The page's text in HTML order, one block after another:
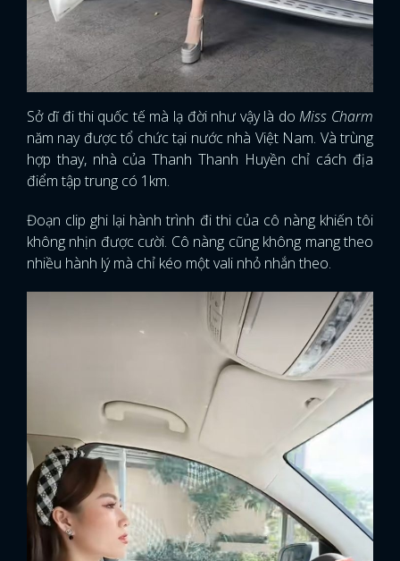
Sở dĩ đi thi quốc tế mà lạ đời như vậy là doMiss Charm
năm nay được tổ chức tại nước nhà Việt Nam. Và trùng
hợp thay, nhà của Thanh Thanh Huyền chỉ cách địa
điểm tập trung có 1km.
Đoạn clip ghi lại hành trình đi thi của cô nàng khiến tôi
không nhịn được cười. Cô nàng cũng không mang theo
nhiều hành lý mà chỉ kéo một vali nhỏ nhắn theo.